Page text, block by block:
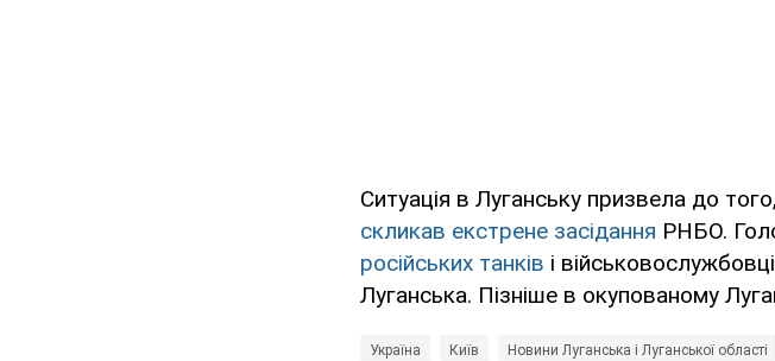
Ситуація в Луганську призвела до
скликав екстрене засідання РНБО.
російських танків і
Луганська. Пізніше в окупованому
Україна Київ Новини Луганська і Луганської області